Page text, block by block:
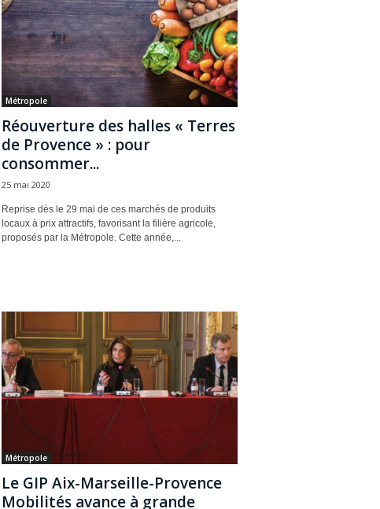
Métropole
Réouverture des halles « Terres
de Provence » : pour
consommer...
25 mai 2020
Reprise dès le 29 mai de ces marchés de produits
locaux à prix attractifs, favorisant la filière agricole,
proposés par la Métropole. Cette année,...
Métropole
Le GIP Aix-Marseille-Provence
Mobilités avance à grande